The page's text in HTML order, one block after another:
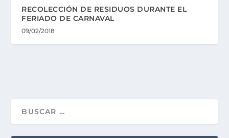
RECOLECCIÓN DE RESIDUOS DURANTE EL
FERIADO DE CARNAVAL
09/02/2018